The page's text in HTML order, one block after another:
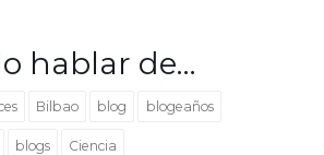
hablar de…
Bilbao blog blogeaños
blogs Ciencia